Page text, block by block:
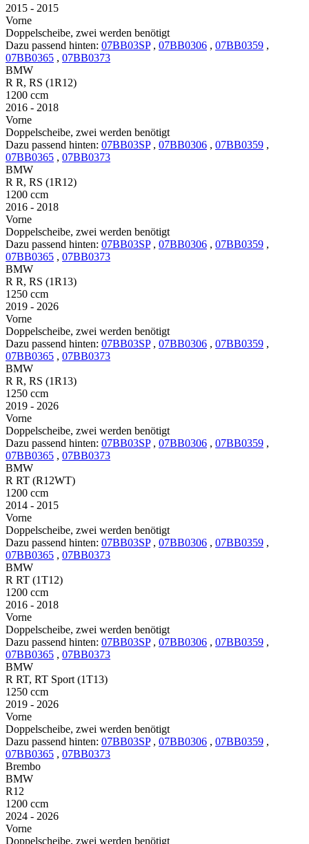
2015 - 2015
Vorne
Doppelscheibe, zwei werden benötigt
Dazu passend hinten: 07BB03SP , 07BB0306 , 07BB0359 ,
07BB0365 , 07BB0373
BMW
R R, RS (1R12)
1200 ccm
2016 - 2018
Vorne
Doppelscheibe, zwei werden benötigt
Dazu passend hinten: 07BB03SP , 07BB0306 , 07BB0359 ,
07BB0365 , 07BB0373
BMW
R R, RS (1R12)
1200 ccm
2016 - 2018
Vorne
Doppelscheibe, zwei werden benötigt
Dazu passend hinten: 07BB03SP , 07BB0306 , 07BB0359 ,
07BB0365 , 07BB0373
BMW
R R, RS (1R13)
1250 ccm
2019 - 2026
Vorne
Doppelscheibe, zwei werden benötigt
Dazu passend hinten: 07BB03SP , 07BB0306 , 07BB0359 ,
07BB0365 , 07BB0373
BMW
R R, RS (1R13)
1250 ccm
2019 - 2026
Vorne
Doppelscheibe, zwei werden benötigt
Dazu passend hinten: 07BB03SP , 07BB0306 , 07BB0359 ,
07BB0365 , 07BB0373
BMW
R RT (R12WT)
1200 ccm
2014 - 2015
Vorne
Doppelscheibe, zwei werden benötigt
Dazu passend hinten: 07BB03SP , 07BB0306 , 07BB0359 ,
07BB0365 , 07BB0373
BMW
R RT (1T12)
1200 ccm
2016 - 2018
Vorne
Doppelscheibe, zwei werden benötigt
Dazu passend hinten: 07BB03SP , 07BB0306 , 07BB0359 ,
07BB0365 , 07BB0373
BMW
R RT, RT Sport (1T13)
1250 ccm
2019 - 2026
Vorne
Doppelscheibe, zwei werden benötigt
Dazu passend hinten: 07BB03SP , 07BB0306 , 07BB0359 ,
07BB0365 , 07BB0373
Brembo
BMW
R12
1200 ccm
2024 - 2026
Vorne
Doppelscheibe, zwei werden benötigt